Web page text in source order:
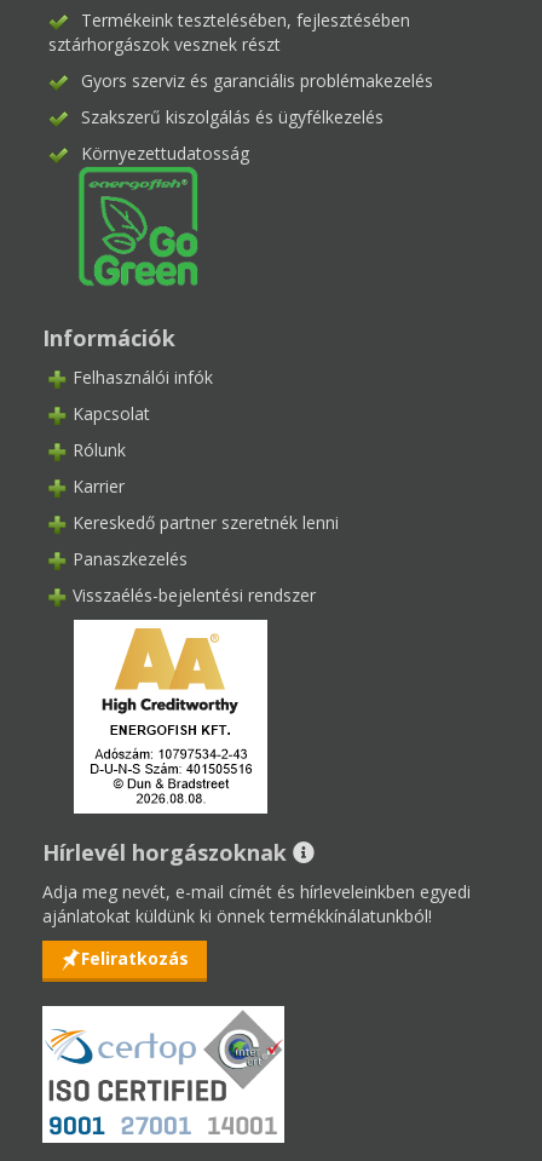
Termékeink tesztelésében, fejlesztésében
sztárhorgászok vesznek részt
Gyors szerviz és garanciális problémakezelés
Szakszerű kiszolgálás és ügyfélkezelés
Környezettudatosság
Információk
Felhasználói infók
Kapcsolat
Rólunk
Karrier
Kereskedő partner szeretnék lenni
Panaszkezelés
Visszaélés-bejelentési rendszer
Hírlevél horgászoknak
Adja meg nevét, e-mail címét és hírleveleinkben egyedi
ajánlatokat küldünk ki önnek termékkínálatunkból!
Feliratkozás